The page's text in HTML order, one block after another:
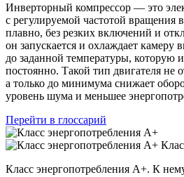
Инверторный компрессор — это
с регулируемой частотой вращения
плавно, без резких включений и
он запускается и охлаждает камеру
до заданной температуры, которую
постоянно. Такой тип двигателя не
а только до минимума снижает
уровень шума и меньшее
Перейти в глоссарий
Класс энергопотребления А+. К